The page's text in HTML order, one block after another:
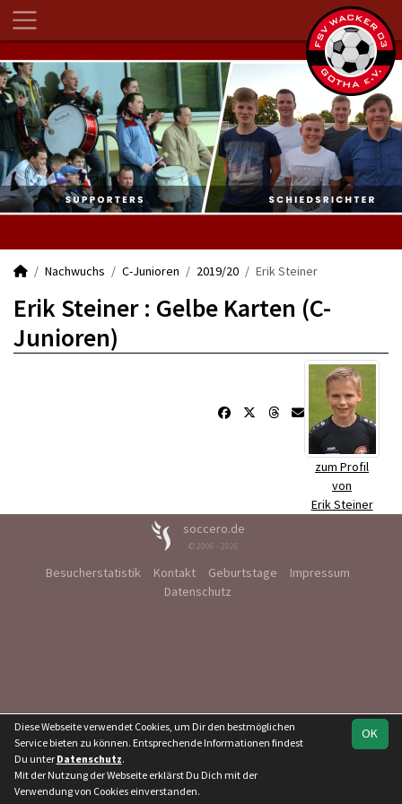
Nachwuchs C-Junioren 2019/20 Erik Steiner
Erik Steiner : Gelbe Karten (C-
Junioren)
zum Profil
von
Erik Steiner
soccero.de
© 2006 - 2026
Besucherstatistik Kontakt Geburtstage
Impressum
Datenschutz
OK
Diese Webseite verwendet Cookies, um Dir den bestmöglichen
Service bieten zu können. Entsprechende Informationen findest
Du unter Datenschutz.
Mit der Nutzung der Webseite erklärst Du Dich mit der
Verwendung von Cookies einverstanden.